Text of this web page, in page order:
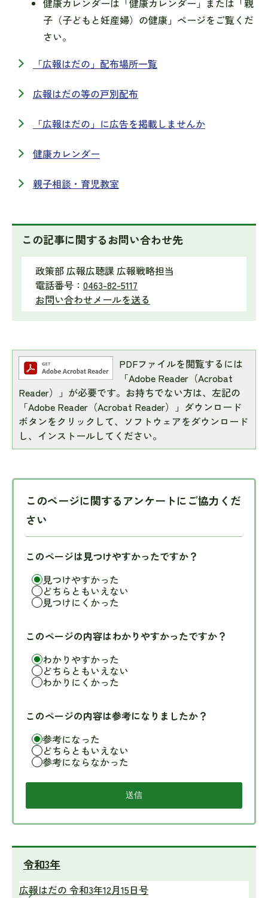
子（子どもと妊産婦）の健康」ページをご覧くだ
さい。
「広報はだの」配布場所一覧
広報はだの等の戸別配布
「広報はだの」に広告を掲載しませんか
健康カレンダー
親子相談・育児教室
この記事に関するお問い合わせ先
政策部 広報広聴課 広報戦略担当
電話番号： 0463-82-5117
お問い合わせメールを送る
PDFファイルを閲覧するには
「Adobe Reader（Acrobat
Reader）」が必要です。お持ちでない方は、左記の
「Adobe Reader（Acrobat Reader）」ダウンロード
ボタンをクリックして、ソフトウェアをダウンロード
し、インストールしてください。
このページに関するアンケートにご協力くだ
さい
このページは見つけやすかったですか？
見つけやすかった
どちらともいえない
見つけにくかった
このページの内容はわかりやすかったですか？
わかりやすかった
どちらともいえない
わかりにくかった
このページの内容は参考になりましたか？
参考になった
どちらともいえない
参考にならなかった
令和3年
広報はだの 令和3年12月15日号